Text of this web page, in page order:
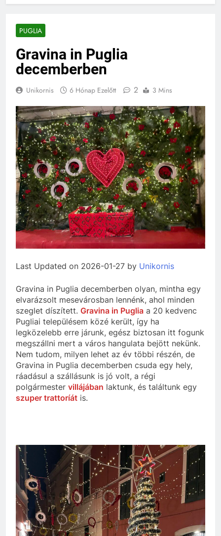
PUGLIA
Gravina in Puglia
decemberben
Unikornis 6 Hónap Ezelőtt 2 3 Mins
Last Updated on 2026-01-27 by Unikornis
Gravina in Puglia decemberben olyan, mintha egy
elvarázsolt mesevárosban lennénk, ahol minden
szeglet díszített. Gravina in Puglia a 20 kedvenc
Pugliai településem közé került, így ha
legközelebb erre járunk, egész biztosan itt fogunk
megszállni mert a város hangulata bejött nekünk.
Nem tudom, milyen lehet az év többi részén, de
Gravina in Puglia decemberben csuda egy hely,
ráadásul a szállásunk is jó volt, a régi
polgármester villájában laktunk, és találtunk egy
szuper trattoríát is.